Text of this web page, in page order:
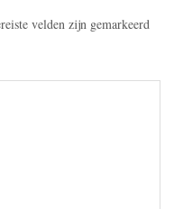
velden zijn gemarkeerd